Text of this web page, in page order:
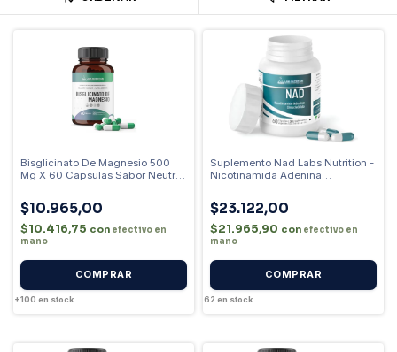
Bisglicinato De Magnesio 500
Mg X 60 Capsulas Sabor Neutro
$10.965,00
$10.416,75 con efectivo en
mano
+100 en stock
Suplemento Nad Labs Nutrition -
Nicotinamida Adenina
Sabor
$23.122,00
$21.965,90 con efectivo en
mano
62 en stock